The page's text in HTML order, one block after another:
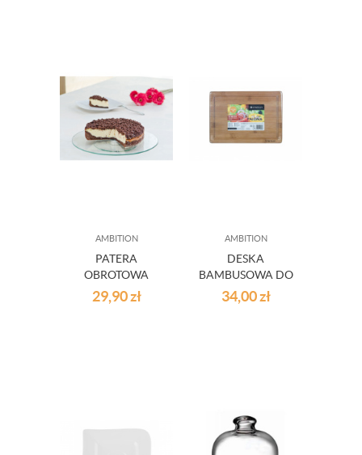
AMBITION
PATERA
OBROTOWA
SUSAN 30 CM
AMBITION
29,90zł
AMBITION
DESKA
BAMBUSOWA DO
KROJENIA
PALOMA 28 X 20 X
34,00zł